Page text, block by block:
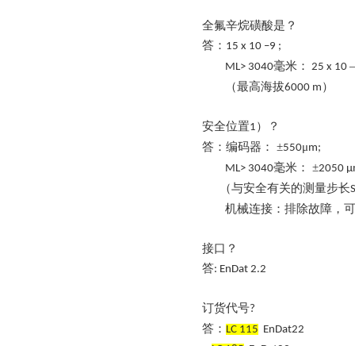
全氟辛烷磺酸是？
答： 15 x 10 –9 ;
ML> 3040毫米： 25 x 10 –
（最高海拔6000 m ）
安全位置1 ）？
答：编码器：
±550μm;
ML> 3040毫米： ±2050
（与安全有关的测量步长
机械连接：排除故障，
接口？
答: EnDat 2.2
订货代号?
答： LC 115 EnDat22